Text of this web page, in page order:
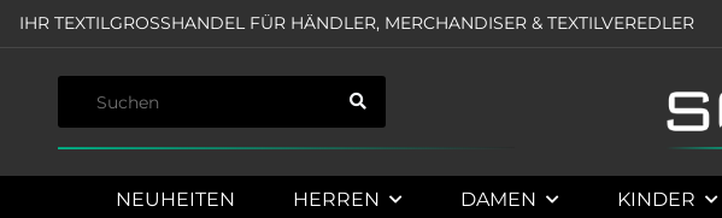
IHR TEXTILGROSSHANDEL FÜR HÄNDLER, MERCHANDISER & TEXTILVEREDLER
NEUHEITEN HERREN DAMEN KINDER